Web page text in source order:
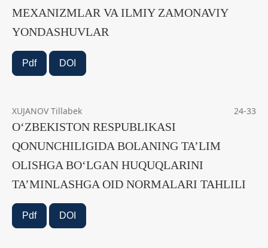
MEXANIZMLAR VA ILMIY ZAMONAVIY
YONDASHUVLAR
Pdf DOI
XUJANOV Tillabek 24-33
O‘ZBEKISTON RESPUBLIKASI
QONUNCHILIGIDA BOLANING TA’LIM
OLISHGA BO‘LGAN HUQUQLARINI
TA’MINLASHGA OID NORMALARI TAHLILI
Pdf DOI